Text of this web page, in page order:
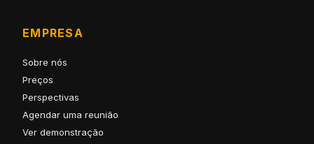
EMPRESA
Sobre nós
Preços
Perspectivas
Agendar uma reunião
Ver demonstração